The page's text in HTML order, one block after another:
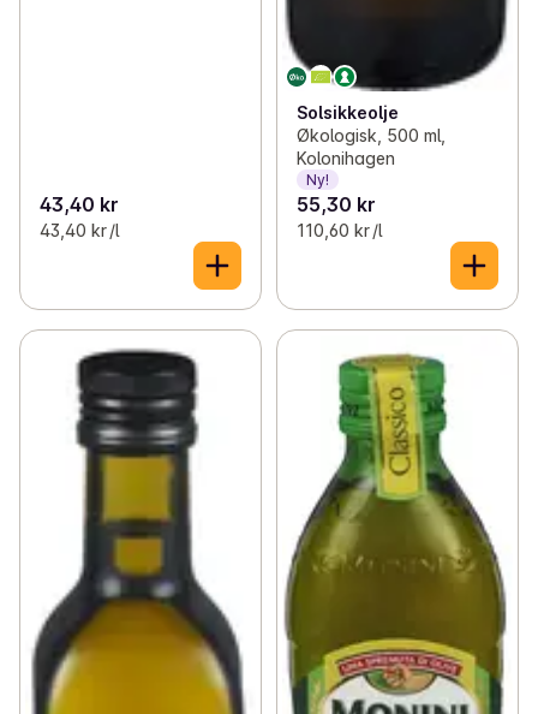
43,40 kr
43,40 kr /l
Solsikkeolje
Økologisk, 500 ml,
Kolonihagen
Ny!
55,30 kr
110,60 kr /l